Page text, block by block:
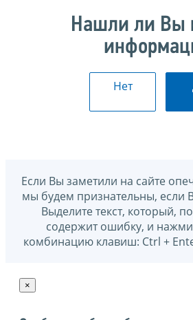
Нашли ли Вы
Нет
Если Вы заметили на сайте
мы будем признательны, если
Выделите текст, который,
содержит ошибку, и
комбинацию клавиш: Ctrl +
×